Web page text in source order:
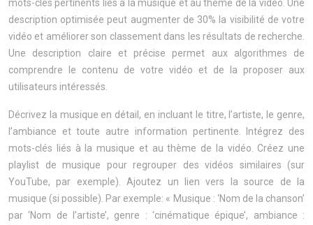
mots-clés pertinents liés à la musique et au thème de la vidéo. Une
description optimisée peut augmenter de 30% la visibilité de votre
vidéo et améliorer son classement dans les résultats de recherche.
Une description claire et précise permet aux algorithmes de
comprendre le contenu de votre vidéo et de la proposer aux
utilisateurs intéressés.
Décrivez la musique en détail, en incluant le titre, l’artiste, le genre,
l’ambiance et toute autre information pertinente. Intégrez des
mots-clés liés à la musique et au thème de la vidéo. Créez une
playlist de musique pour regrouper des vidéos similaires (sur
YouTube, par exemple). Ajoutez un lien vers la source de la
musique (si possible). Par exemple: « Musique : ‘Nom de la chanson’
par ‘Nom de l’artiste’, genre : ‘cinématique épique’, ambiance :